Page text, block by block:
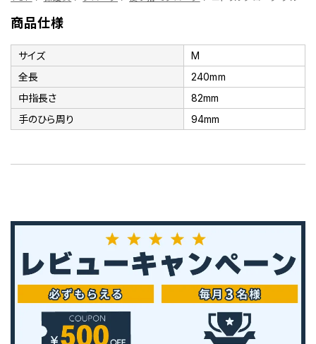
商品仕様
サイズ
M
全長
240mm
中指長さ
82mm
手のひら周り
94mm